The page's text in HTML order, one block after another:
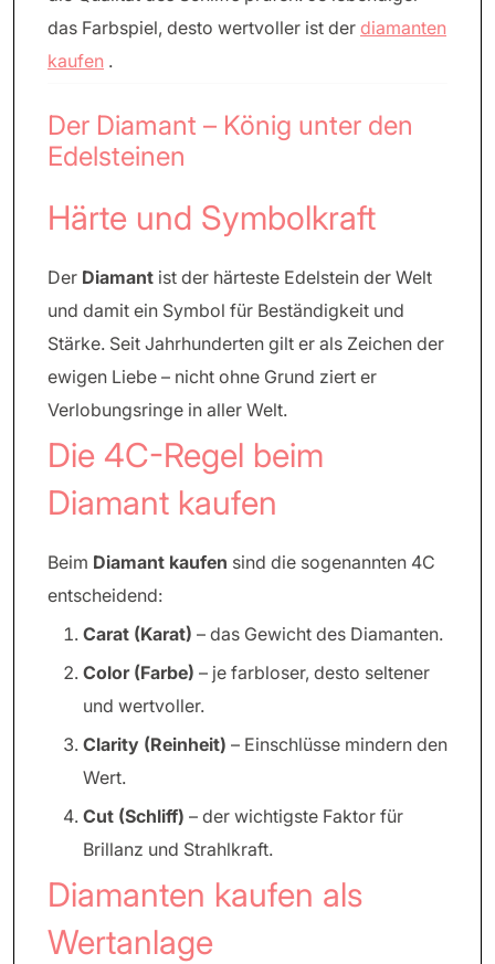
das Farbspiel, desto wertvoller ist der diamanten
kaufen .
Der Diamant – König unter den
Edelsteinen
Härte und Symbolkraft
Der Diamant ist der härteste Edelstein der Welt
und damit ein Symbol für Beständigkeit und
Stärke. Seit Jahrhunderten gilt er als Zeichen der
ewigen Liebe – nicht ohne Grund ziert er
Verlobungsringe in aller Welt.
Die 4C-Regel beim
Diamant kaufen
Beim Diamant kaufen sind die sogenannten 4C
entscheidend:
Carat (Karat) – das Gewicht des Diamanten.
Color (Farbe) – je farbloser, desto seltener
und wertvoller.
Clarity (Reinheit) – Einschlüsse mindern den
Wert.
Cut (Schliff) – der wichtigste Faktor für
Brillanz und Strahlkraft.
Diamanten kaufen als
Wertanlage